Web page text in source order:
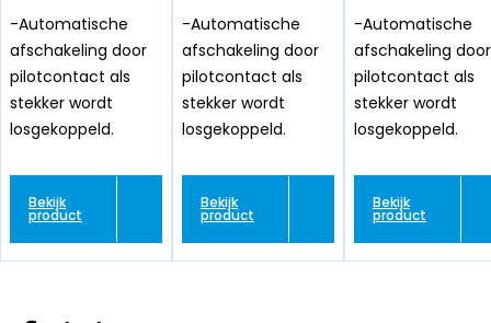
-Automatische
afschakeling door
pilotcontact als
stekker wordt
losgekoppeld.
Bekijk
product
-Automatische
afschakeling door
pilotcontact als
stekker wordt
losgekoppeld.
Bekijk
product
-Automatische
afschakeling door
pilotcontact als
stekker wordt
losgekoppeld.
Bekijk
product